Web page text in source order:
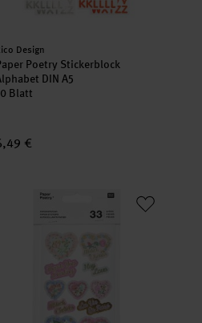
Design
Poetry Stickerblock
DIN A5
Blatt
€
Paper Poetry Papiersticker La Vie en